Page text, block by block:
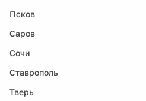
Псков
Саров
Сочи
Ставрополь
Тверь